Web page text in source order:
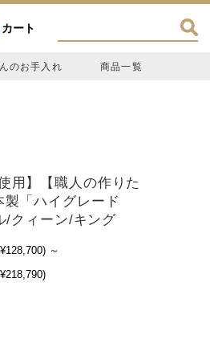
カート
のお手入れ 商品一覧
用】【職人の作りた
製「ハイグレード
/クィーン/キング
～